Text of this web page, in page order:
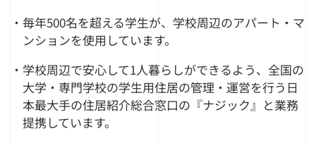
毎年500名を超える学生が、学校周辺のアパート・マ
ンションを使用しています。
学校周辺で安心して1人暮らしができるよう、全国の
大学・専門学校の学生用住居の管理・運営を行う日
本最大手の住居紹介総合窓口の『ナジック』と業務
提携しています。